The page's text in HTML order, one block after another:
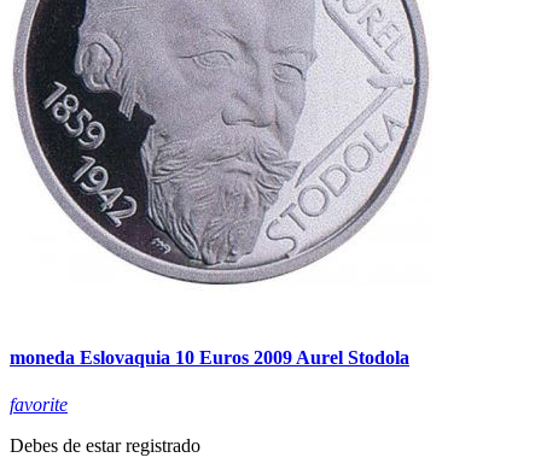
moneda Eslovaquia 10 Euros 2009 Aurel Stodola
favorite
Debes de estar registrado